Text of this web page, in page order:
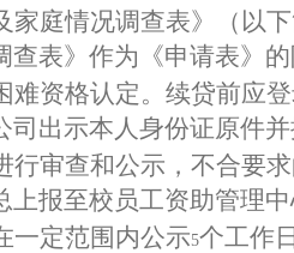
庭情况调查表》（以
表》作为《申请表》的
难资格认定。续贷前应
出示本人身份证原件
行审查和公示，不合要
报至校员工资助管理中
一定范围内公示5个工作